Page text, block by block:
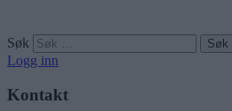
Søk
Logg inn
Kontakt